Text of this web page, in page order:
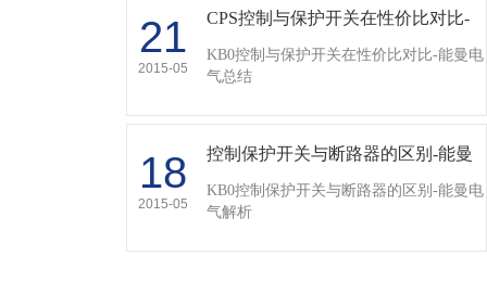
21
2015-05
CPS控制与保护开关在性价比对比-
能曼电气总结…
KB0控制与保护开关在性价比对比-能曼电
气总结
18
2015-05
控制保护开关与断路器的区别-能曼
电气解析…
KB0控制保护开关与断路器的区别-能曼电
气解析